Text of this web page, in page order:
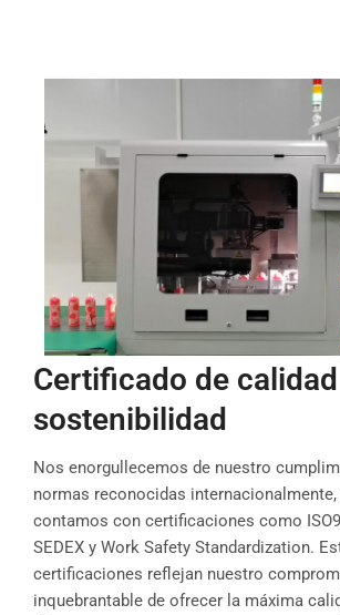
Certificado de
sostenibilidad
Nos enorgullecemos de nuestro
normas reconocidas internacionalmente,
contamos con certificaciones como
SEDEX y Work Safety Standardization.
certificaciones reflejan nuestro
inquebrantable de ofrecer la máxima